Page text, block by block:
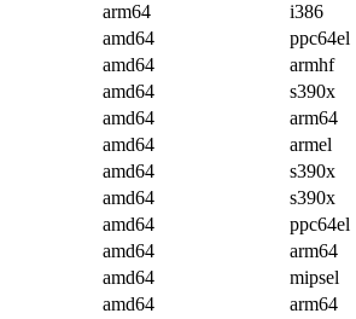
arm64
i386
amd64
ppc64el
amd64
armhf
amd64
s390x
amd64
arm64
amd64
armel
amd64
s390x
amd64
s390x
amd64
ppc64el
amd64
arm64
amd64
mipsel
amd64
arm64